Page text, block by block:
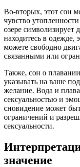
Во-вторых, этот сон
чувство
озере символизирует
находитесь в одежде,
можете свободно
связанными или
Также, сон о
указывать на ваше
желание. Вода и
сексуальностью и
сновидение может
ограничений и
сексуальности.
значение